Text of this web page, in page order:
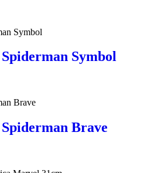
Symbol
Brave